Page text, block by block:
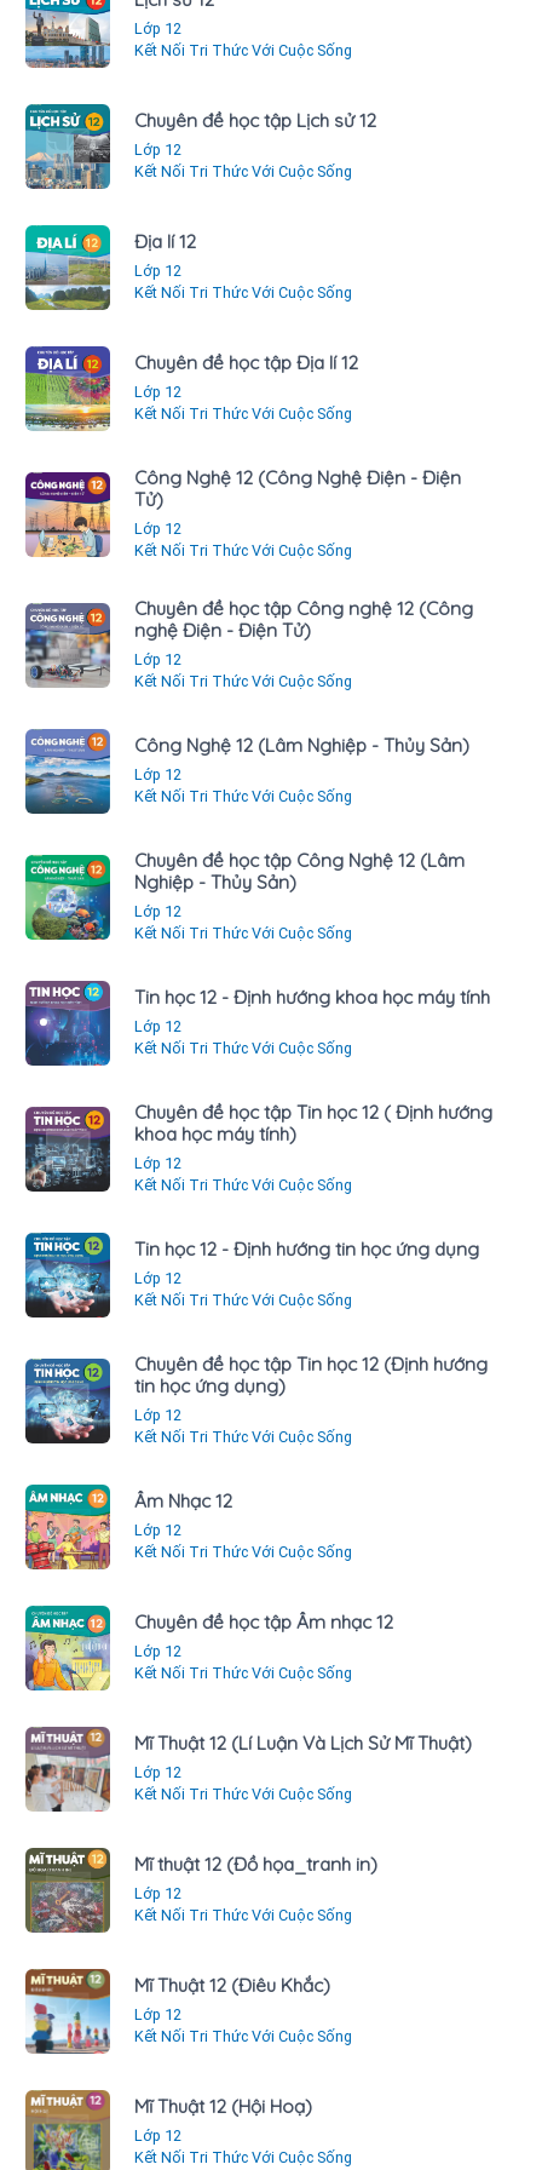
Lớp 12
Kết Nối Tri Thức Với Cuộc Sống
Chuyên đề học tập Lịch sử 12
Lớp 12
Kết Nối Tri Thức Với Cuộc Sống
Địa lí 12
Lớp 12
Kết Nối Tri Thức Với Cuộc Sống
Chuyên đề học tập Địa lí 12
Lớp 12
Kết Nối Tri Thức Với Cuộc Sống
Công Nghệ 12 (Công Nghệ Điện - Điện
Tử)
Lớp 12
Kết Nối Tri Thức Với Cuộc Sống
Chuyên đề học tập Công nghệ 12 (Công
nghệ Điện - Điện Tử)
Lớp 12
Kết Nối Tri Thức Với Cuộc Sống
Công Nghệ 12 (Lâm Nghiệp - Thủy Sản)
Lớp 12
Kết Nối Tri Thức Với Cuộc Sống
Chuyên đề học tập Công Nghệ 12 (Lâm
Nghiệp - Thủy Sản)
Lớp 12
Kết Nối Tri Thức Với Cuộc Sống
Tin học 12 - Định hướng khoa học máy tính
Lớp 12
Kết Nối Tri Thức Với Cuộc Sống
Chuyên đề học tập Tin học 12 ( Định hướng
khoa học máy tính)
Lớp 12
Kết Nối Tri Thức Với Cuộc Sống
Tin học 12 - Định hướng tin học ứng dụng
Lớp 12
Kết Nối Tri Thức Với Cuộc Sống
Chuyên đề học tập Tin học 12 (Định hướng
tin học ứng dụng)
Lớp 12
Kết Nối Tri Thức Với Cuộc Sống
Âm Nhạc 12
Lớp 12
Kết Nối Tri Thức Với Cuộc Sống
Chuyên đề học tập Âm nhạc 12
Lớp 12
Kết Nối Tri Thức Với Cuộc Sống
Mĩ Thuật 12 (Lí Luận Và Lịch Sử Mĩ Thuật)
Lớp 12
Kết Nối Tri Thức Với Cuộc Sống
Mĩ thuật 12 (Đồ họa_tranh in)
Lớp 12
Kết Nối Tri Thức Với Cuộc Sống
Mĩ Thuật 12 (Điêu Khắc)
Lớp 12
Kết Nối Tri Thức Với Cuộc Sống
Mĩ Thuật 12 (Hội Hoạ)
Lớp 12
Kết Nối Tri Thức Với Cuộc Sống